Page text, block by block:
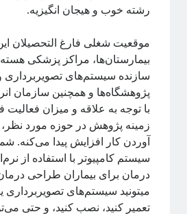
اختر فیزیک
اهداف سیتپور
برنامه‌نویسی و کار با داده
تاریخ علم
تصاویر
جامعه علمی
خرافات
درباره دانشمندان
رادیوفیزیک
روایتگری در علم
رشته خوب و هیجان انگیزیه.
موقعیت شغلی فارغ التحصیلان
بیمارستان‌ها، مراکز پزشکی
سازنده سیستم‌های تصویربرداری
پژوهشگاه‌ها و همچنین سازمان
با توجه به علاقه و میزان
زمینه پژوهش در حوزه مورد
آوردن کار افزایش پیدا می‌کنه.
سیستم کامپیوتر با استفاده از
درمان برای بیماران طراحی درمان
میتونید سیستم‌های تصویربرداری
تعمیر کنید، نصب کنید، و حتی